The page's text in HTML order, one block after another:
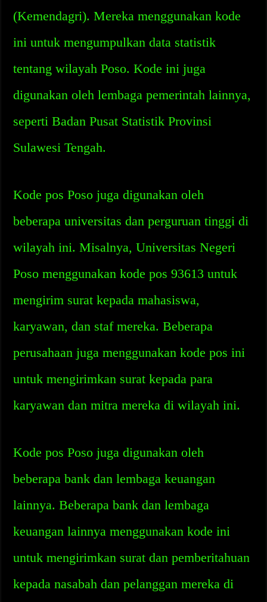
(Kemendagri). Mereka menggunakan kode
ini untuk mengumpulkan data statistik
tentang wilayah Poso. Kode ini juga
digunakan oleh lembaga pemerintah lainnya,
seperti Badan Pusat Statistik Provinsi
Sulawesi Tengah.
Kode pos Poso juga digunakan oleh
beberapa universitas dan perguruan tinggi di
wilayah ini. Misalnya, Universitas Negeri
Poso menggunakan kode pos 93613 untuk
mengirim surat kepada mahasiswa,
karyawan, dan staf mereka. Beberapa
perusahaan juga menggunakan kode pos ini
untuk mengirimkan surat kepada para
karyawan dan mitra mereka di wilayah ini.
Kode pos Poso juga digunakan oleh
beberapa bank dan lembaga keuangan
lainnya. Beberapa bank dan lembaga
keuangan lainnya menggunakan kode ini
untuk mengirimkan surat dan pemberitahuan
kepada nasabah dan pelanggan mereka di